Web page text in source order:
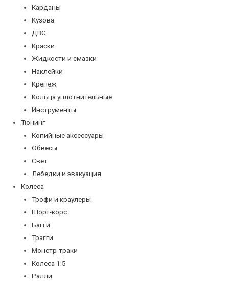
Карданы
Кузова
ДВС
Краски
Жидкости и смазки
Наклейки
Крепеж
Кольца уплотнительные
Инструменты
Тюнинг
Копийные аксессуары
Обвесы
Свет
Лебедки и эвакуация
Колеса
Трофи и краулеры
Шорт-корс
Багги
Трагги
Монстр-траки
Колеса 1:5
Ралли